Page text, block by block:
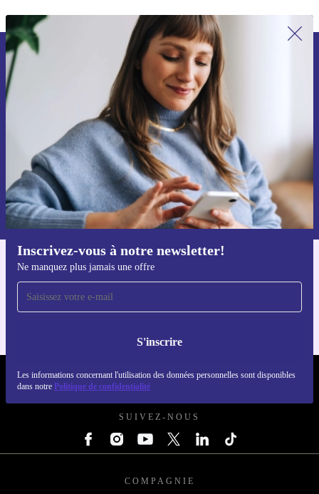
Inscrivez-vous à notre newsletter!
Ne manquez plus jamais une offre
S'inscrire
Les informations concernant l'utilisation des données personnelles sont disponibles
dans notre Politique de confidentialité
Recevoir offres et infos de refurbed
par mail
Ne manquez plus aucune offre.
S'inscrire
Retrouvez les informations sur l'utilisation des données personnelles
dans notrepolitique de confidentialité.
Téléchargez l'application refurbed
Pour iOS et Android
REFURBED LUXEMBOURG - RETHINK NEW.
SUIVEZ-NOUS
COMPAGNIE